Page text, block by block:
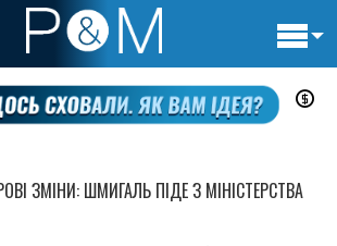
ЗМІНИ: ШМИГАЛЬ ПІДЕ З МІНІСТЕРСТВА